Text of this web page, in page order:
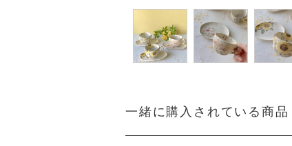
一緒に購入されている商品